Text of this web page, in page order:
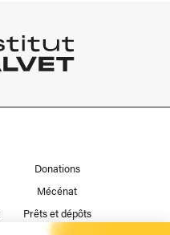
Donations
Mécénat
Prêts et dépôts